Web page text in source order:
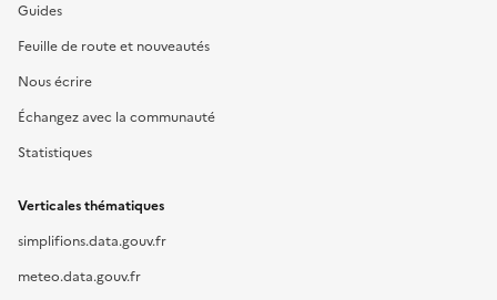
Guides
Feuille de route et nouveautés
Nous écrire
Échangez avec la communauté
Statistiques
Verticales thématiques
simplifions.data.gouv.fr
meteo.data.gouv.fr